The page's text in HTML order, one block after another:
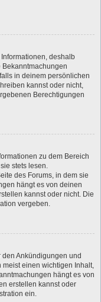
deshalb
in deinem persönlichen
kannst oder nicht,
Berechtigungen
zu dem Bereich
stets lesen.
des Forums, in dem sie
hängt es von deinen
kannst oder nicht. Die
vergeben.
Ankündigungen und
einen wichtigen Inhalt,
hängt es von
erstellen kannst oder
ein.